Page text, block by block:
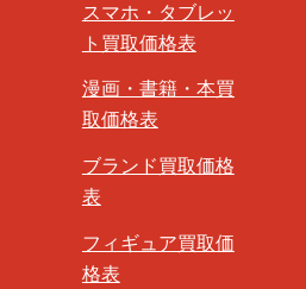
スマホ・タブレッ
ト買取価格表
漫画・書籍・本買
取価格表
ブランド買取価格
表
フィギュア買取価
格表